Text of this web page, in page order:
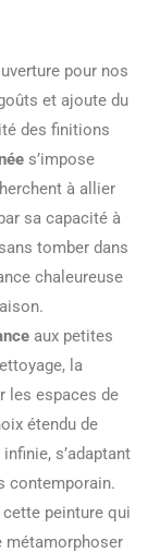
pour nos
et ajoute du
des finitions
s’impose
à allier
sa capacité à
sans tomber dans
chaleureuse
aux petites
la
les espaces de
étendu de
s’adaptant
contemporain.
peinture qui
métamorphoser